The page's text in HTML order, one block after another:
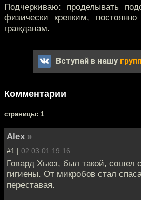
Подчеркиваю: проделывать
физически крепким,
гражданам.
Вступай в нашу
Комментарии
cтраницы: 1
Alex »
#1 | 02.03.01 19:16
Говард Хьюз, был такой, сошел
гигиены. От микробов стал
переставая.